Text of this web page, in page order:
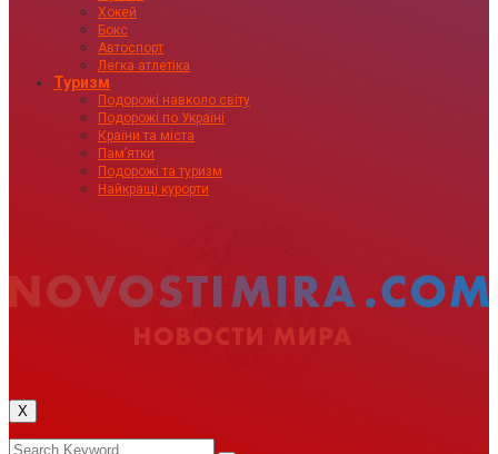
Хокей
Бокс
Автоспорт
Легка атлетіка
Туризм
Подорожі навколо світу
Подорожі по Україні
Країни та міста
Пам’ятки
Подорожі та туризм
Найкращі курорти
X